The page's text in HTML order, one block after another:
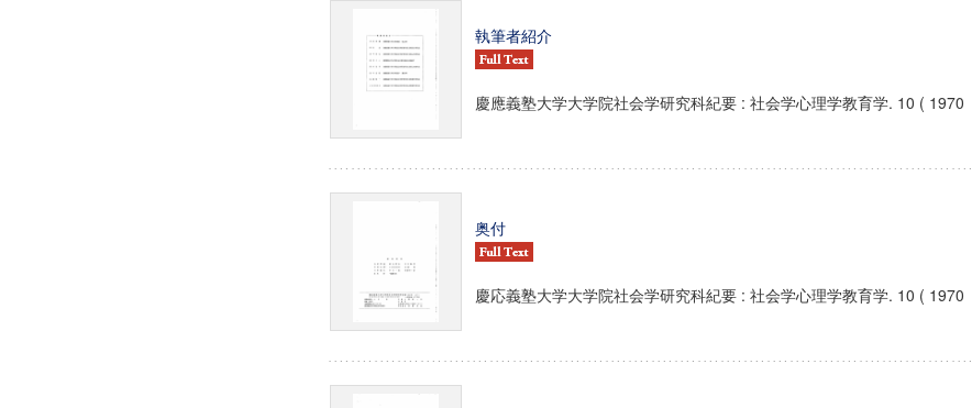
執筆者紹介
慶應義塾大学大学院社会学研究科紀要 : 社会学心理学教育学. 10 ( 1970
奥付
慶応義塾大学大学院社会学研究科紀要 : 社会学心理学教育学. 10 ( 1970